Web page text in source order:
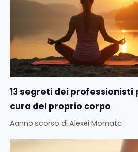
13 segreti dei professionisti
cura del proprio corpo
Aanno scorso di Alexei Momata